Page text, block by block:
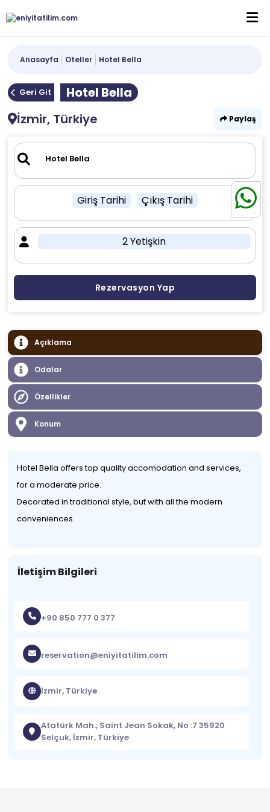
Anasayfa Oteller Hotel Bella
Geri Git
Hotel Bella
İzmir, Türkiye
Paylaş
Giriş Tarihi Çıkış Tarihi
2 Yetişkin
Rezervasyon Yap
Açıklama
Odalar
Özellikler
Konum
Hotel Bella offers top quality accomodation and services,
for a moderate price.
Decorated in traditional style, but with all the modern
conveniences.
İletişim Bilgileri
+90 850 777 0 377
reservation@eniyitatilim.com
İzmir, Türkiye
Atatürk Mah., Saint Jean Sokak, No :7 35920
Selçuk, İzmir, Türkiye